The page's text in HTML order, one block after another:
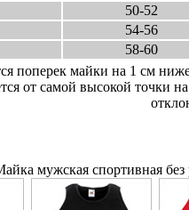
50-52
54-56
58-60
поперек майки на 1 см
от самой высокой точки
мужская спортивная